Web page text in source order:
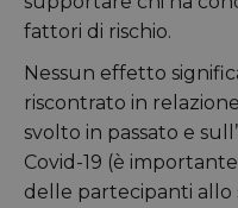
fattori di rischio.
Nessun effetto
riscontrato in
svolto in passato e
Covid-19 (è
delle partecipanti allo